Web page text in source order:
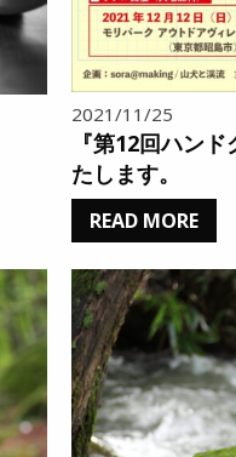
2021/11/25
『第12回ハン
たします。
READ MORE